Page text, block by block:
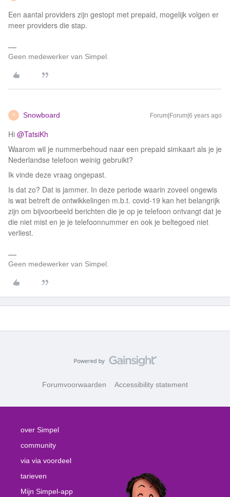
Een aantal providers zijn gestopt met prepaid, mogelijk volgen er
meer providers die stap.
Geen medewerker van Simpel.
S Snowboard Forum|Forum|6 years ago
Hi @TatsiKh
Waarom wil je nummerbehoud naar een prepaid simkaart als je je
Nederlandse telefoon weinig gebruikt?
Ik vinde deze vraag ongepast.
Is dat zo? Dat is jammer. In deze periode waarin zoveel ongewis
is wat betreft de ontwikkelingen m.b.t. covid-19 kan het belangrijk
zijn om bijvoorbeeld berichten die je op je telefoon ontvangt dat je
die niet mist en je je telefoonnummer en ook je beltegoed niet
verliest.
Geen medewerker van Simpel.
Forumvoorwaarden Accessibility statement
over Simpel
community
via via voordeel
tarieven
Mijn Simpel-app